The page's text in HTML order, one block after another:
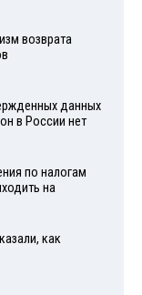
возврата
данных
в России нет
по налогам
на
как